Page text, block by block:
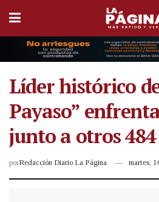
Líder histórico
Payaso”
junto a otros
porRedacción Diario La Página martes,